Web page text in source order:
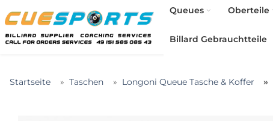
Queues Oberteile
Billard Gebrauchtteile
Startseite Taschen Longoni Queue Tasche & Koffer